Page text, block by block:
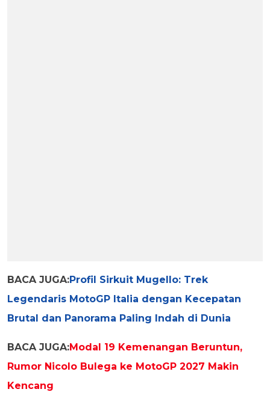
BACA JUGA:Profil Sirkuit Mugello: Trek
Legendaris MotoGP Italia dengan Kecepatan
Brutal dan Panorama Paling Indah di Dunia
BACA JUGA:Modal 19 Kemenangan Beruntun,
Rumor Nicolo Bulega ke MotoGP 2027 Makin
Kencang